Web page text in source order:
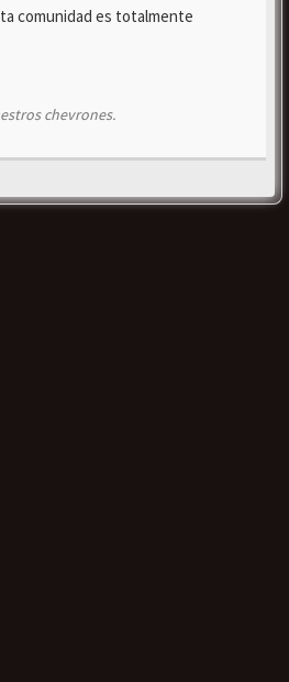
comunidad es totalmente
chevrones.